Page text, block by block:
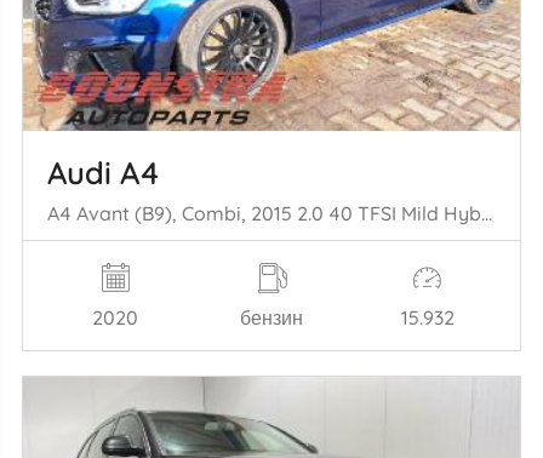
Audi A4
A4 Avant (B9), Combi, 2015 2.0 40 TFSI Mild Hybrid 16V
2020 бензин 15.932